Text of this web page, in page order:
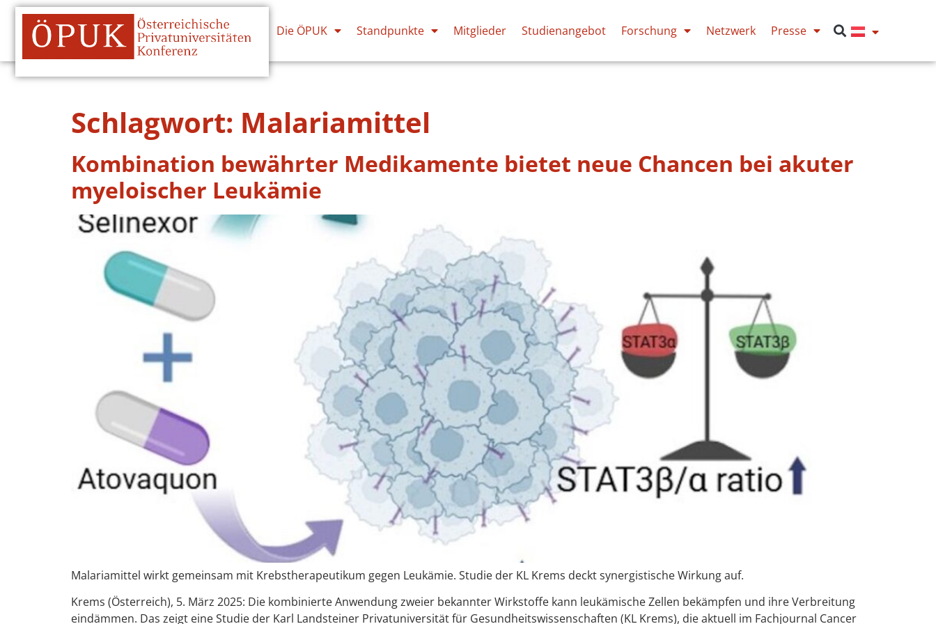
Die ÖPUK Standpunkte Mitglieder Studienangebot Forschung Netzwerk Presse
Schlagwort: Malariamittel
Kombination bewährter Medikamente bietet neue Chancen bei akuter
myeloischer Leukämie
Malariamittel wirkt gemeinsam mit Krebstherapeutikum gegen Leukämie. Studie der KL Krems deckt synergistische Wirkung auf.
Krems (Österreich), 5. März 2025: Die kombinierte Anwendung zweier bekannter Wirkstoffe kann leukämische Zellen bekämpfen und ihre Verbreitung
eindämmen. Das zeigt eine Studie der Karl Landsteiner Privatuniversität für Gesundheitswissenschaften (KL Krems), die aktuell im Fachjournal Cancer